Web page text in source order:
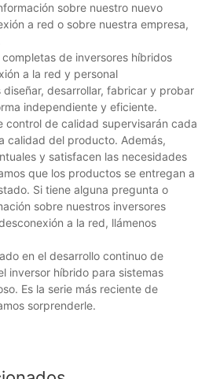
sobre nuestro nuevo
a red o sobre nuestra empresa,
de inversores híbridos
a la red y personal
desarrollar, fabricar y probar
independiente y eficiente.
control de calidad supervisarán cada
calidad del producto. Además,
y satisfacen las necesidades
que los productos se entregan a
Si tiene alguna pregunta o
sobre nuestros inversores
a la red, llámenos
en el desarrollo continuo de
inversor híbrido para sistemas
Es la serie más reciente de
sorprenderle.